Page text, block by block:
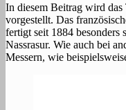
In diesem Beitrag wird das
vorgestellt. Das
fertigt seit 1884 besonders
Nassrasur. Wie auch bei
Messern, wie